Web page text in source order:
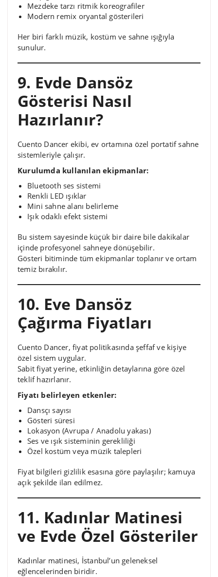
Mezdeke tarzı ritmik koreografiler
Modern remix oryantal gösterileri
Her biri farklı müzik, kostüm ve sahne ışığıyla
sunulur.
9. Evde Dansöz
Gösterisi Nasıl
Hazırlanır?
Cuento Dancer ekibi, ev ortamına özel portatif sahne
sistemleriyle çalışır.
Kurulumda kullanılan ekipmanlar:
Bluetooth ses sistemi
Renkli LED ışıklar
Mini sahne alanı belirleme
Işık odaklı efekt sistemi
Bu sistem sayesinde küçük bir daire bile dakikalar
içinde profesyonel sahneye dönüşebilir.
Gösteri bitiminde tüm ekipmanlar toplanır ve ortam
temiz bırakılır.
10. Eve Dansöz
Çağırma Fiyatları
Cuento Dancer, fiyat politikasında şeffaf ve kişiye
özel sistem uygular.
Sabit fiyat yerine, etkinliğin detaylarına göre özel
teklif hazırlanır.
Fiyatı belirleyen etkenler:
Dansçı sayısı
Gösteri süresi
Lokasyon (Avrupa / Anadolu yakası)
Ses ve ışık sisteminin gerekliliği
Özel kostüm veya müzik talepleri
Fiyat bilgileri gizlilik esasına göre paylaşılır; kamuya
açık şekilde ilan edilmez.
11. Kadınlar Matinesi
ve Evde Özel Gösteriler
Kadınlar matinesi, İstanbul’un geleneksel
eğlencelerinden biridir.